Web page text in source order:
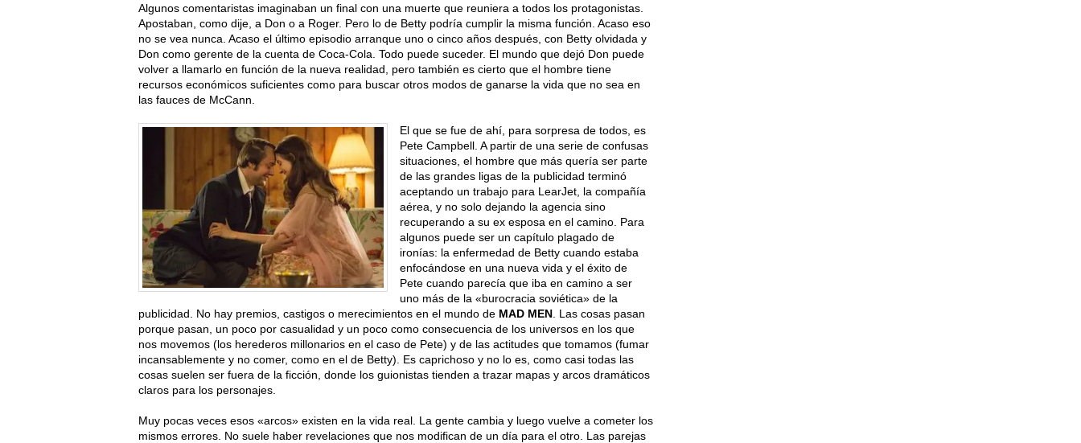
Algunos comentaristas imaginaban un final con una muerte que reuniera a todos los protagonistas.
Apostaban, como dije, a Don o a Roger. Pero lo de Betty podría cumplir la misma función. Acaso eso
no se vea nunca. Acaso el último episodio arranque uno o cinco años después, con Betty olvidada y
Don como gerente de la cuenta de Coca-Cola. Todo puede suceder. El mundo que dejó Don puede
volver a llamarlo en función de la nueva realidad, pero también es cierto que el hombre tiene
recursos económicos suficientes como para buscar otros modos de ganarse la vida que no sea en
las fauces de McCann.
El que se fue de ahí, para sorpresa de todos, es
Pete Campbell. A partir de una serie de confusas
situaciones, el hombre que más quería ser parte
de las grandes ligas de la publicidad terminó
aceptando un trabajo para LearJet, la compañía
aérea, y no solo dejando la agencia sino
recuperando a su ex esposa en el camino. Para
algunos puede ser un capítulo plagado de
ironías: la enfermedad de Betty cuando estaba
enfocándose en una nueva vida y el éxito de
Pete cuando parecía que iba en camino a ser
uno más de la «burocracia soviética» de la
publicidad. No hay premios, castigos o merecimientos en el mundo de MAD MEN. Las cosas pasan
porque pasan, un poco por casualidad y un poco como consecuencia de los universos en los que
nos movemos (los herederos millonarios en el caso de Pete) y de las actitudes que tomamos (fumar
incansablemente y no comer, como en el de Betty). Es caprichoso y no lo es, como casi todas las
cosas suelen ser fuera de la ficción, donde los guionistas tienden a trazar mapas y arcos dramáticos
claros para los personajes.
Muy pocas veces esos «arcos» existen en la vida real. La gente cambia y luego vuelve a cometer los
mismos errores. No suele haber revelaciones que nos modifican de un día para el otro. Las parejas